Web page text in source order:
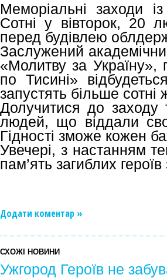
Меморіальні заходи
Сотні у вівторок, 20
перед будівлею
Заслужений
«Молитву за Україну»,
по Тисині»
запустять більше сотні
Долучитися до
людей, що віддали
Гідності зможе кожен
Увечері, з настанням
пам’ять загиблих
Додати коментар »
СХОЖІ НОВИНИ
Ужгород Героїв не